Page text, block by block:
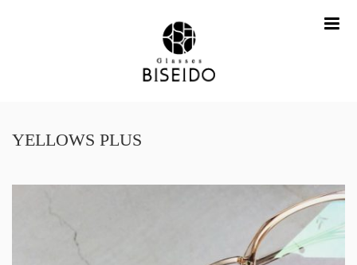
YELLOWS PLUS